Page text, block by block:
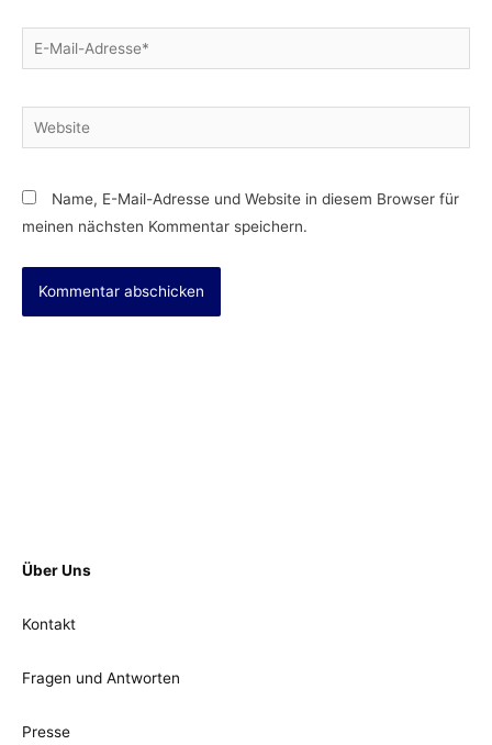
E-
Mail-
Website
Name, E-Mail-Adresse und Website in diesem Browser für
meinen nächsten Kommentar speichern.
Über Uns
Kontakt
Fragen und Antworten
Presse